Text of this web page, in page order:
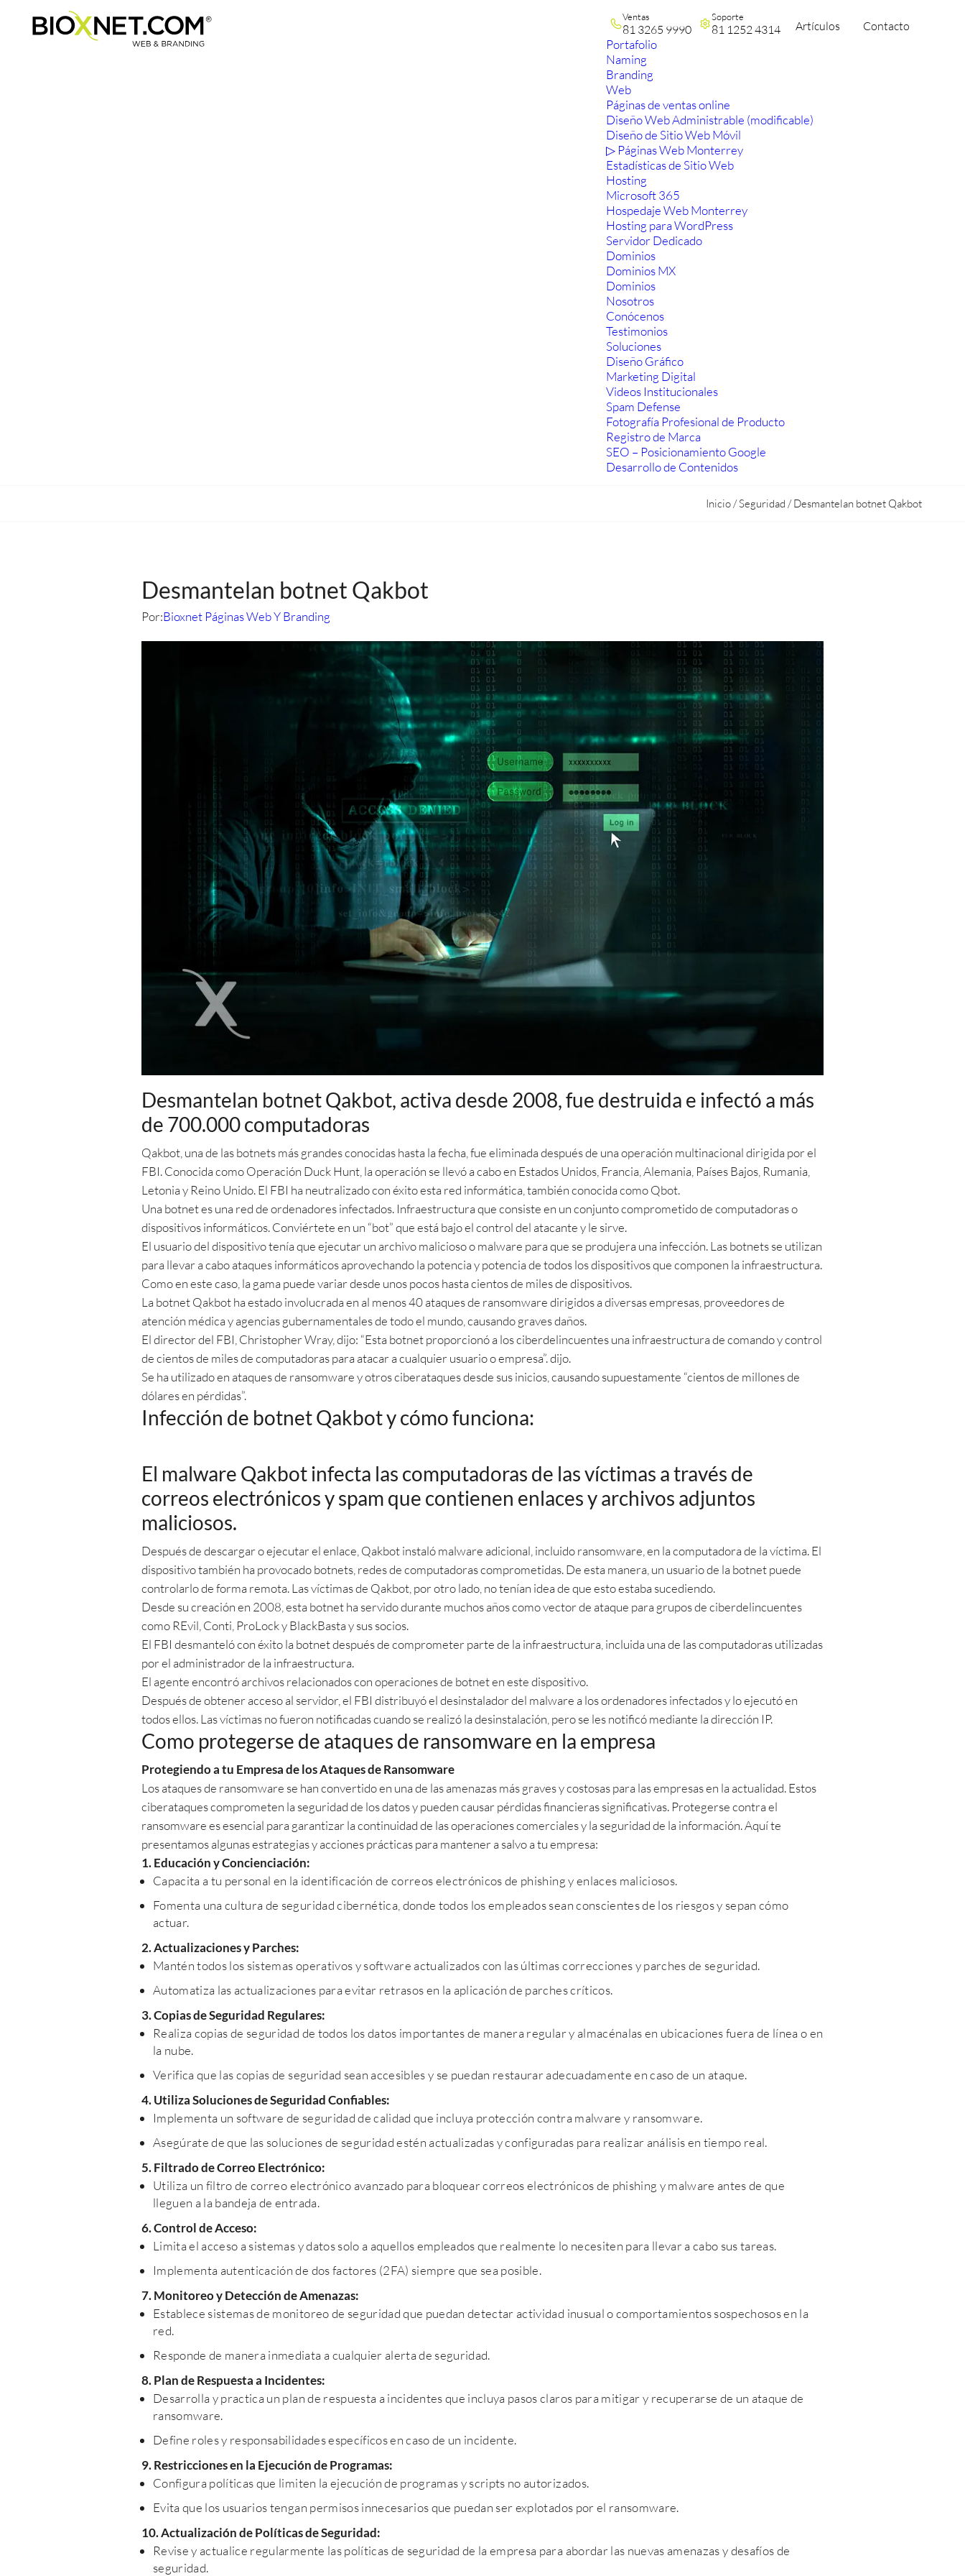
Ventas
81 3265 9990
Soporte
81 1252 4314 Artículos Contacto
Portafolio
Naming
Branding
Web
Páginas de ventas online
Diseño Web Administrable (modificable)
Diseño de Sitio Web Móvil
▷ Páginas Web Monterrey
Estadísticas de Sitio Web
Hosting
Microsoft 365
Hospedaje Web Monterrey
Hosting para WordPress
Servidor Dedicado
Dominios
Dominios MX
Dominios
Nosotros
Conócenos
Testimonios
Soluciones
Diseño Gráfico
Marketing Digital
Videos Institucionales
Spam Defense
Fotografía Profesional de Producto
Registro de Marca
SEO – Posicionamiento Google
Desarrollo de Contenidos
Inicio/Seguridad /Desmantelan botnet Qakbot
Desmantelan botnet Qakbot
Por:Bioxnet Páginas Web Y Branding
Desmantelan botnet Qakbot, activa desde 2008, fue destruida e infectó a más
de 700.000 computadoras
Qakbot, una de las botnets más grandes conocidas hasta la fecha, fue eliminada después de una operación multinacional dirigida por el
FBI. Conocida como Operación Duck Hunt, la operación se llevó a cabo en Estados Unidos, Francia, Alemania, Países Bajos, Rumania,
Letonia y Reino Unido. El FBI ha neutralizado con éxito esta red informática, también conocida como Qbot.
Una botnet es una red de ordenadores infectados. Infraestructura que consiste en un conjunto comprometido de computadoras o
dispositivos informáticos. Conviértete en un “bot” que está bajo el control del atacante y le sirve.
El usuario del dispositivo tenía que ejecutar un archivo malicioso o malware para que se produjera una infección. Las botnets se utilizan
para llevar a cabo ataques informáticos aprovechando la potencia y potencia de todos los dispositivos que componen la infraestructura.
Como en este caso, la gama puede variar desde unos pocos hasta cientos de miles de dispositivos.
La botnet Qakbot ha estado involucrada en al menos 40 ataques de ransomware dirigidos a diversas empresas, proveedores de
atención médica y agencias gubernamentales de todo el mundo, causando graves daños.
El director del FBI, Christopher Wray, dijo: “Esta botnet proporcionó a los ciberdelincuentes una infraestructura de comando y control
de cientos de miles de computadoras para atacar a cualquier usuario o empresa”. dijo.
Se ha utilizado en ataques de ransomware y otros ciberataques desde sus inicios, causando supuestamente “cientos de millones de
dólares en pérdidas”.
Infección de botnet Qakbot y cómo funciona:
El malware Qakbot infecta las computadoras de las víctimas a través de
correos electrónicos y spam que contienen enlaces y archivos adjuntos
maliciosos.
Después de descargar o ejecutar el enlace, Qakbot instaló malware adicional, incluido ransomware, en la computadora de la víctima. El
dispositivo también ha provocado botnets, redes de computadoras comprometidas. De esta manera, un usuario de la botnet puede
controlarlo de forma remota. Las víctimas de Qakbot, por otro lado, no tenían idea de que esto estaba sucediendo.
Desde su creación en 2008, esta botnet ha servido durante muchos años como vector de ataque para grupos de ciberdelincuentes
como REvil, Conti, ProLock y BlackBasta y sus socios.
El FBI desmanteló con éxito la botnet después de comprometer parte de la infraestructura, incluida una de las computadoras utilizadas
por el administrador de la infraestructura.
El agente encontró archivos relacionados con operaciones de botnet en este dispositivo.
Después de obtener acceso al servidor, el FBI distribuyó el desinstalador del malware a los ordenadores infectados y lo ejecutó en
todos ellos. Las víctimas no fueron notificadas cuando se realizó la desinstalación, pero se les notificó mediante la dirección IP.
Como protegerse de ataques de ransomware en la empresa
Protegiendo a tu Empresa de los Ataques de Ransomware
Los ataques de ransomware se han convertido en una de las amenazas más graves y costosas para las empresas en la actualidad. Estos
ciberataques comprometen la seguridad de los datos y pueden causar pérdidas financieras significativas. Protegerse contra el
ransomware es esencial para garantizar la continuidad de las operaciones comerciales y la seguridad de la información. Aquí te
presentamos algunas estrategias y acciones prácticas para mantener a salvo a tu empresa:
1. Educación y Concienciación:
Capacita a tu personal en la identificación de correos electrónicos de phishing y enlaces maliciosos.
Fomenta una cultura de seguridad cibernética, donde todos los empleados sean conscientes de los riesgos y sepan cómo
actuar.
2. Actualizaciones y Parches:
Mantén todos los sistemas operativos y software actualizados con las últimas correcciones y parches de seguridad.
Automatiza las actualizaciones para evitar retrasos en la aplicación de parches críticos.
3. Copias de Seguridad Regulares:
Realiza copias de seguridad de todos los datos importantes de manera regular y almacénalas en ubicaciones fuera de línea o en
la nube.
Verifica que las copias de seguridad sean accesibles y se puedan restaurar adecuadamente en caso de un ataque.
4. Utiliza Soluciones de Seguridad Confiables:
Implementa un software de seguridad de calidad que incluya protección contra malware y ransomware.
Asegúrate de que las soluciones de seguridad estén actualizadas y configuradas para realizar análisis en tiempo real.
5. Filtrado de Correo Electrónico:
Utiliza un filtro de correo electrónico avanzado para bloquear correos electrónicos de phishing y malware antes de que
lleguen a la bandeja de entrada.
6. Control de Acceso:
Limita el acceso a sistemas y datos solo a aquellos empleados que realmente lo necesiten para llevar a cabo sus tareas.
Implementa autenticación de dos factores (2FA) siempre que sea posible.
7. Monitoreo y Detección de Amenazas:
Establece sistemas de monitoreo de seguridad que puedan detectar actividad inusual o comportamientos sospechosos en la
red.
Responde de manera inmediata a cualquier alerta de seguridad.
8. Plan de Respuesta a Incidentes:
Desarrolla y practica un plan de respuesta a incidentes que incluya pasos claros para mitigar y recuperarse de un ataque de
ransomware.
Define roles y responsabilidades específicos en caso de un incidente.
9. Restricciones en la Ejecución de Programas:
Configura políticas que limiten la ejecución de programas y scripts no autorizados.
Evita que los usuarios tengan permisos innecesarios que puedan ser explotados por el ransomware.
10. Actualización de Políticas de Seguridad:
Revise y actualice regularmente las políticas de seguridad de la empresa para abordar las nuevas amenazas y desafíos de
seguridad.